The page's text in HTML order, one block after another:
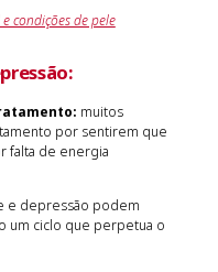
condições de pele
muitos
por sentirem que
falta de energia
e depressão podem
um ciclo que perpetua o